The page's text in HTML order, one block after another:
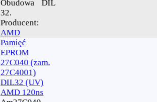
Obudowa DIL
32.
Producent:
AMD
Pamięć
EPROM
27C040 (zam.
27C4001)
DIL32 (UV)
AMD 120ns